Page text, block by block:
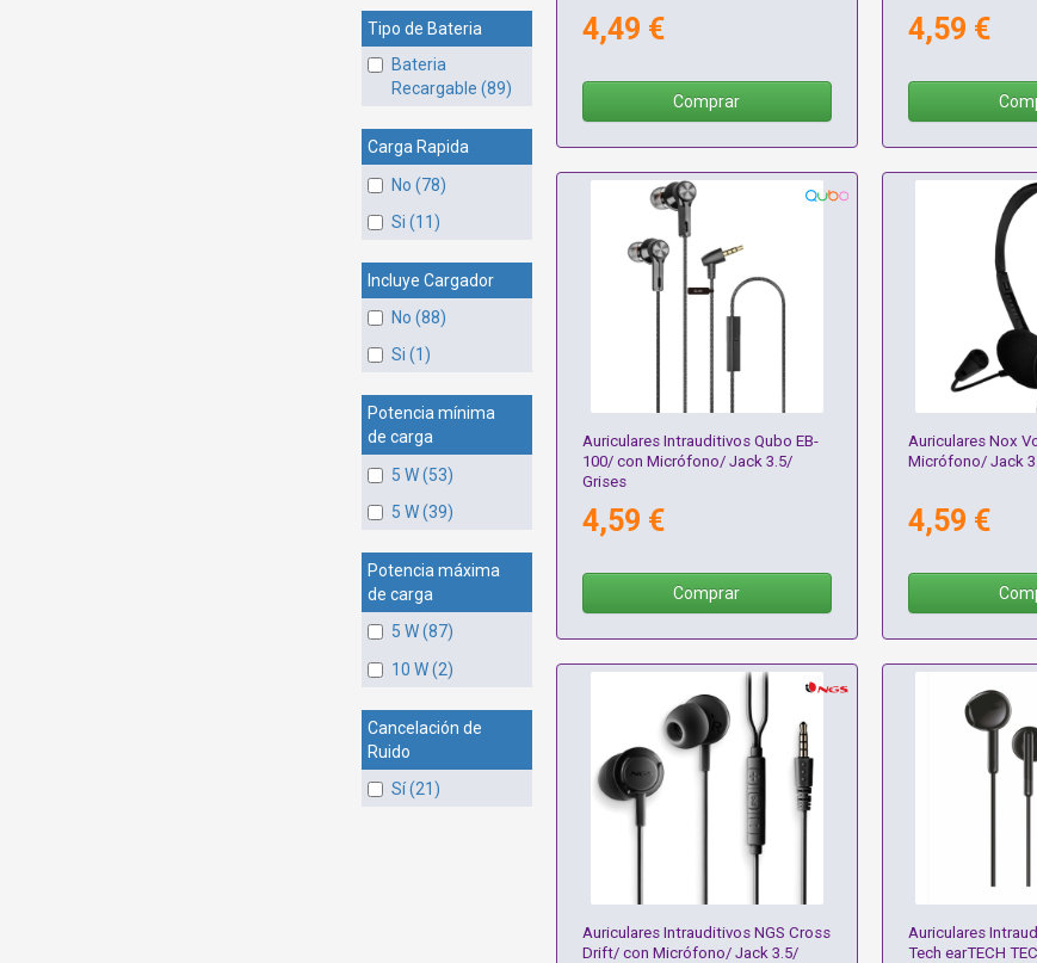
Tipo de Bateria
Bateria
Recargable (89)
Carga Rapida
No (78)
Si (11)
Incluye Cargador
No (88)
Si (1)
Potencia mínima
de carga
5 W (53)
5 W (39)
Potencia máxima
de carga
5 W (87)
10 W (2)
Cancelación de
Ruido
Sí (21)
4,49 €
Comprar
4,59 €
Auriculares Intrauditivos Qubo EB-
100/ con Micrófono/ Jack 3.5/
Grises
4,59 €
Comprar
Auriculares Nox
Micrófono/ Jack
4,59 €
Auriculares Intrauditivos NGS Cross
Drift/ con Micrófono/ Jack 3.5/
Auriculares
Tech earTECH